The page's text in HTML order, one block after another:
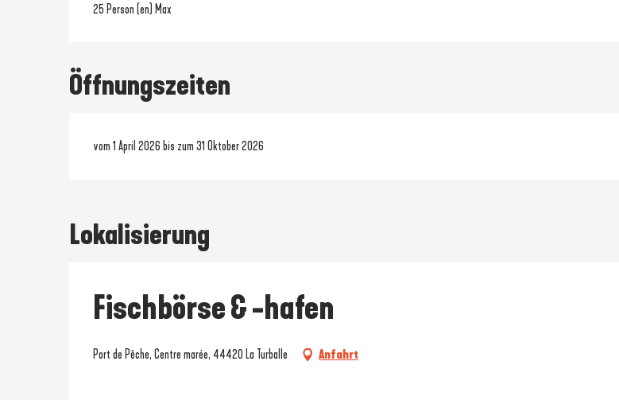
25 Person (en) Max
Öffnungszeiten
vom 1 April 2026 bis zum 31 Oktober 2026
Lokalisierung
Fischbörse & -hafen
Port de Pêche, Centre marée, 44420 La Turballe Anfahrt